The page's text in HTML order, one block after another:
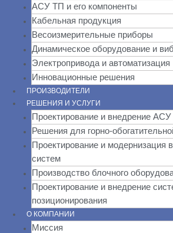
АСУ ТП и его компоненты
Кабельная продукция
Весоизмерительные приборы
Динамическое оборудование и
Электропривода и автоматизация
Инновационные решения
ПРОИЗВОДИТЕЛИ
РЕШЕНИЯ И УСЛУГИ
Проектирование и внедрение
Решения для горно-
Проектирование и модернизация
систем
Производство блочного
Проектирование и внедрение
позиционирования
О КОМПАНИИ
Миссия